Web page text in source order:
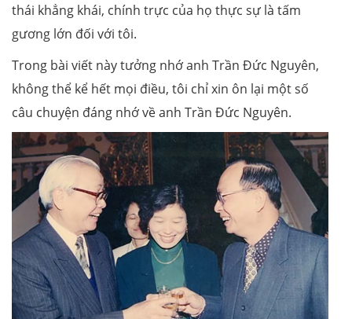
thái khẳng khái, chính trực của họ thực sự là tấm
gương lớn đối với tôi.
Trong bài viết này tưởng nhớ anh Trần Đức Nguyên,
không thể kể hết mọi điều, tôi chỉ xin ôn lại một số
câu chuyện đáng nhớ về anh Trần Đức Nguyên.